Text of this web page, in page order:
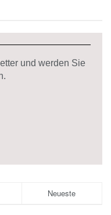
und werden Sie
Neueste